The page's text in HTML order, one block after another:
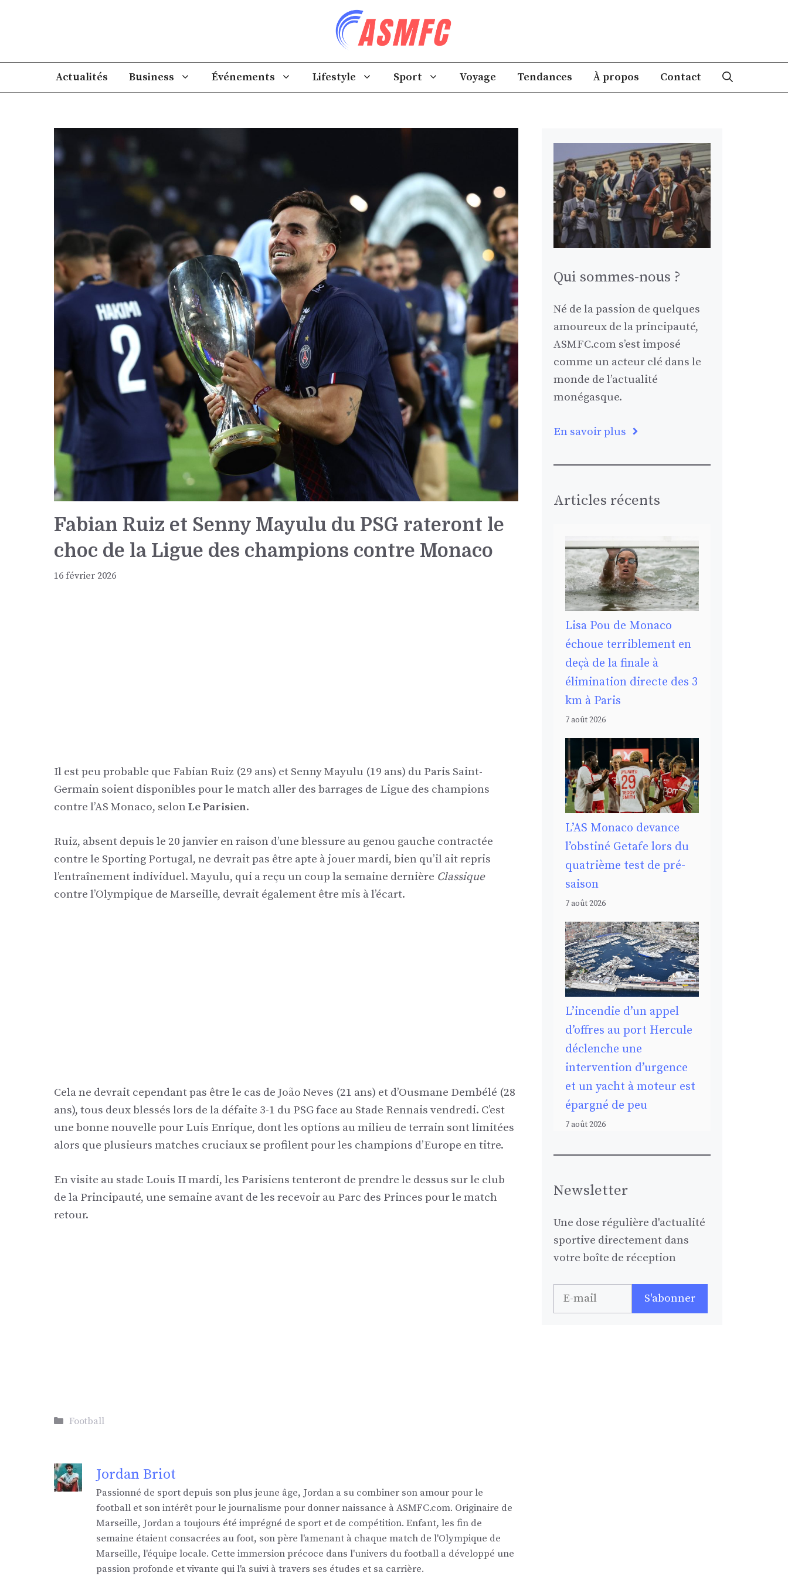
Actualités Business Événements Lifestyle Sport Voyage Tendances À propos Contact
Fabian Ruiz et Senny Mayulu du PSG rateront le
choc de la Ligue des champions contre Monaco
16 février 2026
Il est peu probable que Fabian Ruiz (29 ans) et Senny Mayulu (19 ans) du Paris Saint-
Germain soient disponibles pour le match aller des barrages de Ligue des champions
contre l’AS Monaco, selon Le Parisien.
Ruiz, absent depuis le 20 janvier en raison d’une blessure au genou gauche contractée
contre le Sporting Portugal, ne devrait pas être apte à jouer mardi, bien qu’il ait repris
l’entraînement individuel. Mayulu, qui a reçu un coup la semaine dernière Classique
contre l’Olympique de Marseille, devrait également être mis à l’écart.
Cela ne devrait cependant pas être le cas de João Neves (21 ans) et d’Ousmane Dembélé (28
ans), tous deux blessés lors de la défaite 3-1 du PSG face au Stade Rennais vendredi. C’est
une bonne nouvelle pour Luis Enrique, dont les options au milieu de terrain sont limitées
alors que plusieurs matches cruciaux se profilent pour les champions d’Europe en titre.
En visite au stade Louis II mardi, les Parisiens tenteront de prendre le dessus sur le club
de la Principauté, une semaine avant de les recevoir au Parc des Princes pour le match
retour.
Catégories
Football
Jordan Briot
Passionné de sport depuis son plus jeune âge, Jordan a su combiner son amour pour le
football et son intérêt pour le journalisme pour donner naissance à ASMFC.com. Originaire de
Marseille, Jordan a toujours été imprégné de sport et de compétition. Enfant, les fin de
semaine étaient consacrées au foot, son père l'amenant à chaque match de l'Olympique de
Marseille, l'équipe locale. Cette immersion précoce dans l'univers du football a développé une
passion profonde et vivante qui l'a suivi à travers ses études et sa carrière.
Qui sommes-nous ?
Né de la passion de quelques
amoureux de la principauté,
ASMFC.com s’est imposé
comme un acteur clé dans le
monde de l’actualité
monégasque.
En savoir plus
Articles récents
Lisa Pou de Monaco
échoue terriblement en
deçà de la finale à
élimination directe des 3
km à Paris
7 août 2026
L’AS Monaco devance
l’obstiné Getafe lors du
quatrième test de pré-
saison
7 août 2026
L’incendie d’un appel
d’offres au port Hercule
déclenche une
intervention d’urgence
et un yacht à moteur est
épargné de peu
7 août 2026
Newsletter
Une dose régulière d'actualité
sportive directement dans
votre boîte de réception